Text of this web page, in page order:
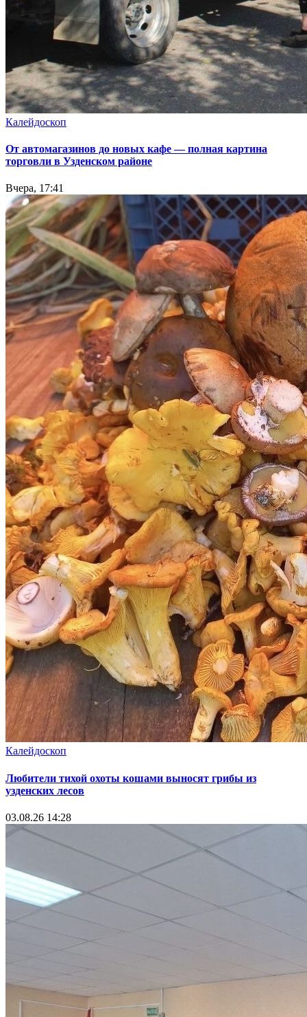
Калейдоскоп
От автомагазинов до новых кафе — полная картина
торговли в Узденском районе
Вчера, 17:41
Калейдоскоп
Любители тихой охоты кошами выносят грибы из
узденских лесов
03.08.26 14:28